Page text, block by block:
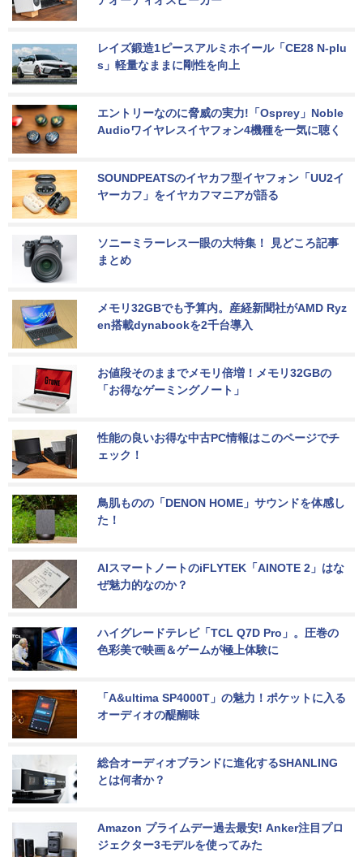
レイズ鍛造1ピースアルミホイール「CE28 N-plu
s」軽量なままに剛性を向上
エントリーなのに脅威の実力!「Osprey」Noble
Audioワイヤレスイヤフォン4機種を一気に聴く
SOUNDPEATSのイヤカフ型イヤフォン「UU2イ
ヤーカフ」をイヤカフマニアが語る
ソニーミラーレス一眼の大特集！ 見どころ記事
まとめ
メモリ32GBでも予算内。産経新聞社がAMD Ryz
en搭載dynabookを2千台導入
お値段そのままでメモリ倍増！メモリ32GBの
「お得なゲーミングノート」
性能の良いお得な中古PC情報はこのページでチ
ェック！
鳥肌ものの「DENON HOME」サウンドを体感し
た！
AIスマートノートのiFLYTEK「AINOTE 2」はな
ぜ魅力的なのか？
ハイグレードテレビ「TCL Q7D Pro」。圧巻の
色彩美で映画＆ゲームが極上体験に
「A&ultima SP4000T」の魅力！ポケットに入る
オーディオの醍醐味
総合オーディオブランドに進化するSHANLING
とは何者か？
Amazon プライムデー過去最安! Anker注目プロ
ジェクター3モデルを使ってみた